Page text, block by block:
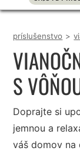
príslušenstvo >
S
Doprajte si
jemnou a
váš domov na